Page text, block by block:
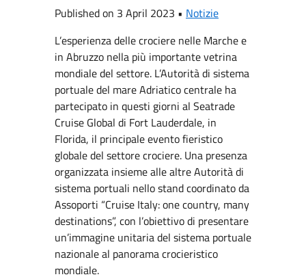
Published on 3 April 2023 • Notizie
L’esperienza delle crociere nelle Marche e
in Abruzzo nella più importante vetrina
mondiale del settore. L’Autorità di sistema
portuale del mare Adriatico centrale ha
partecipato in questi giorni al Seatrade
Cruise Global di Fort Lauderdale, in
Florida, il principale evento fieristico
globale del settore crociere. Una presenza
organizzata insieme alle altre Autorità di
sistema portuali nello stand coordinato da
Assoporti “Cruise Italy: one country, many
destinations”, con l’obiettivo di presentare
un’immagine unitaria del sistema portuale
nazionale al panorama crocieristico
mondiale.